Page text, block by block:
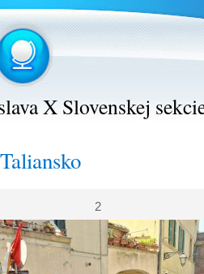
X Slovenskej
2